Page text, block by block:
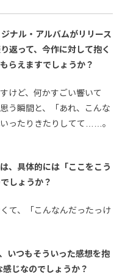
ナル・アルバムがリリース
返って、今作に対して抱く
らえますでしょうか？
けど、何かすごい響いて
う瞬間と、「あれ、こんな
ったりきたりしてて……。
、具体的には「ここをこう
しょうか？
て、「こんなんだったっけ
いつもそういった感想を抱
じなのでしょうか？